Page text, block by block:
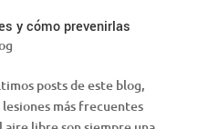
y cómo prevenirlas
posts de este blog,
más frecuentes